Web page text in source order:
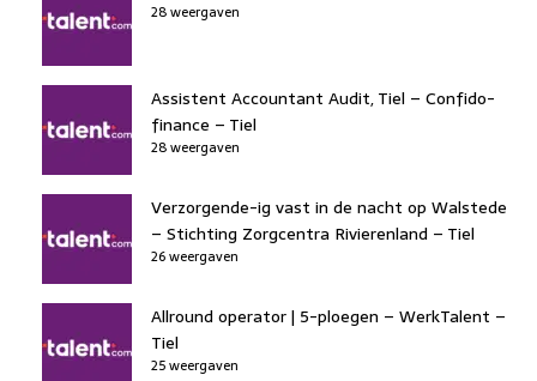
28 weergaven
Assistent Accountant Audit, Tiel – Confido-
finance – Tiel
28 weergaven
Verzorgende-ig vast in de nacht op Walstede
– Stichting Zorgcentra Rivierenland – Tiel
26 weergaven
Allround operator | 5-ploegen – WerkTalent –
Tiel
25 weergaven